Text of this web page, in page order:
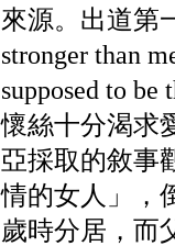
來源。出道第
stronger than
supposed to
懷絲十分渴求
亞採取的敘事
情的女人」，
歲時分居，而